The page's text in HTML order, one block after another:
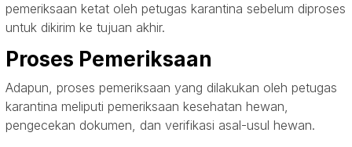
pemeriksaan ketat oleh petugas karantina sebelum diproses
untuk dikirim ke tujuan akhir.
Proses Pemeriksaan
Adapun, proses pemeriksaan yang dilakukan oleh petugas
karantina meliputi pemeriksaan kesehatan hewan,
pengecekan dokumen, dan verifikasi asal-usul hewan.